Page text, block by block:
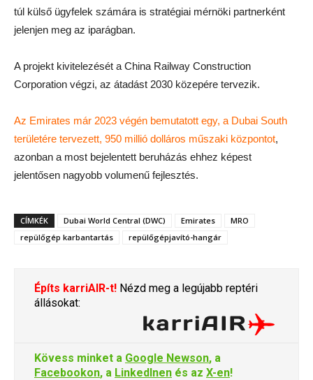
túl külső ügyfelek számára is stratégiai mérnöki partnerként
jelenjen meg az iparágban.
A projekt kivitelezését a China Railway Construction
Corporation végzi, az átadást 2030 közepére tervezik.
Az Emirates már 2023 végén bemutatott egy, a Dubai South
területére tervezett, 950 millió dolláros műszaki központot,
azonban a most bejelentett beruházás ehhez képest
jelentősen nagyobb volumenű fejlesztés.
CÍMKÉK Dubai World Central (DWC) Emirates
MRO
repülőgép karbantartás
repülőgépjavító-hangár
Építs karriAIR-t! Nézd meg a legújabb reptéri
állásokat:
Kövess minket a Google Newson, a
Facebookon, a LinkedInen és az X-en!